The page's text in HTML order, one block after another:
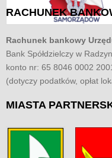
RACHUNEK
Rachunek bankowy
Bank Spółdzielczy w
konto nr: 65 8046 0002
(dotyczy podatków, opłat
MIASTA